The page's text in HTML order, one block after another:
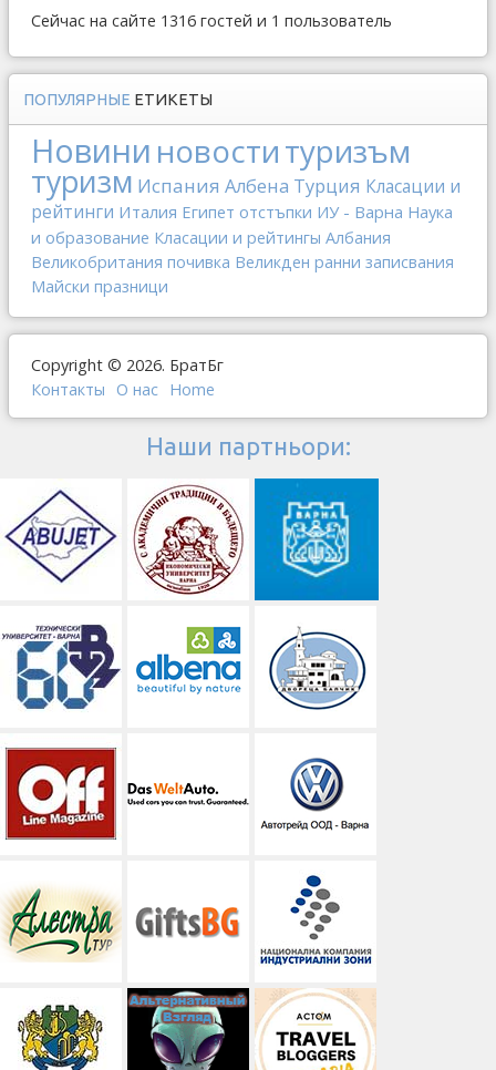
Сейчас на сайте 1316 гостей и 1 пользователь
ПОПУЛЯРНЫЕ ЕТИКЕТЫ
Новини новоституризъм
туризм Испания Албена Турция Класации и
рейтинги Италия Египет отстъпки ИУ - Варна Наука
и образование Класации и рейтингы Албания
Великобритания почивка Великден ранни записвания
Майски празници
Copyright © 2026. БратБг
Контакты
О наc Home
Наши партньори: